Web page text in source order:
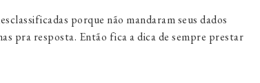
porque não mandaram seus dados
pra resposta. Então fica a dica de sempre prestar